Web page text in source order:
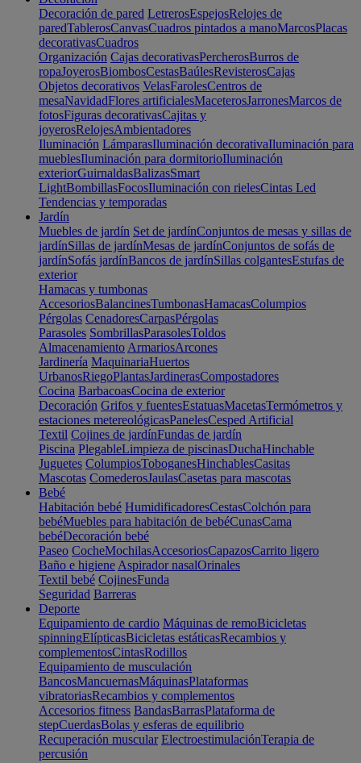
Decoración de pared LetrerosEspejosRelojes de
paredTablerosCanvasCuadros pintados a manoMarcosPlacas
decorativasCuadros
Organización Cajas decorativasPercherosBurros de
ropaJoyerosBiombosCestasBaúlesRevisterosCajas
Objetos decorativos VelasFarolesCentros de
mesaNavidadFlores artificialesMaceterosJarronesMarcos de
fotosFiguras decorativasCajitas y
joyerosRelojesAmbientadores
Iluminación LámparasIluminación decorativaIluminación para
mueblesIluminación para dormitorioIluminación
exteriorGuirnaldasBalizasSmart
LightBombillasFocosIluminación con rielesCintas Led
Tendencias y temporadas
Jardín
Muebles de jardín Set de jardínConjuntos de mesas y sillas de
jardínSillas de jardínMesas de jardínConjuntos de sofás de
jardínSofás jardínBancos de jardínSillas colgantesEstufas de
exterior
Hamacas y tumbonas
AccesoriosBalancinesTumbonasHamacasColumpios
Pérgolas CenadoresCarpasPérgolas
Parasoles SombrillasParasolesToldos
Almacenamiento ArmariosArcones
Jardinería MaquinariaHuertos
UrbanosRiegoPlantasJardinerasCompostadores
Cocina BarbacoasCocina de exterior
Decoración Grifos y fuentesEstatuasMacetasTermómetros y
estaciones metereológicasPanelesCesped Artificial
Textil Cojines de jardínFundas de jardín
Piscina PlegableLimpieza de piscinasDuchaHinchable
Juguetes ColumpiosToboganesHinchablesCasitas
Mascotas ComederosJaulasCasetas para mascotas
Bebé
Habitación bebé HumidificadoresCestasColchón para
bebéMuebles para habitación de bebéCunasCama
bebéDecoración bebé
Paseo CocheMochilasAccesoriosCapazosCarrito ligero
Baño e higiene Aspirador nasalOrinales
Textil bebé CojinesFunda
Seguridad Barreras
Deporte
Equipamiento de cardio Máquinas de remoBicicletas
spinningElípticasBicicletas estáticasRecambios y
complementosCintasRodillos
Equipamiento de musculación
BancosMancuernasMáquinasPlataformas
vibratoriasRecambios y complementos
Accesorios fitness BandasBarrasPlataforma de
stepCuerdasBolas y esferas de equilibrio
Recuperación muscular ElectroestimulaciónTerapia de
percusión